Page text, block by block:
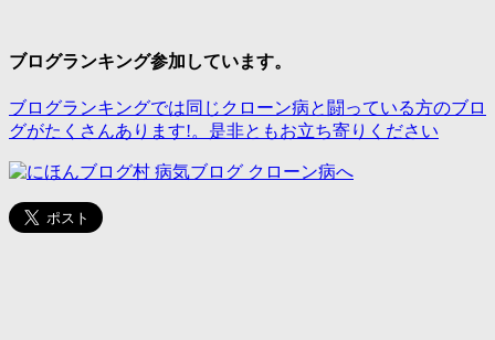
ブログランキング参加しています。
ブログランキングでは同じクローン病と闘っている方のブロ
グがたくさんあります!。是非ともお立ち寄りください